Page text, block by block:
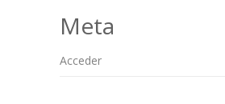
Meta
Acceder